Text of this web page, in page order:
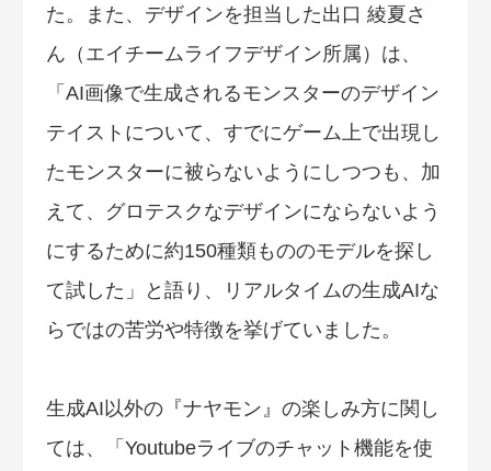
た。また、デザインを担当した出口 綾夏さ
ん（エイチームライフデザイン所属）は、
「AI画像で生成されるモンスターのデザイン
テイストについて、すでにゲーム上で出現し
たモンスターに被らないようにしつつも、加
えて、グロテスクなデザインにならないよう
にするために約150種類もののモデルを探し
て試した」と語り、リアルタイムの生成AIな
らではの苦労や特徴を挙げていました。
生成AI以外の『ナヤモン』の楽しみ方に関し
ては、「Youtubeライブのチャット機能を使